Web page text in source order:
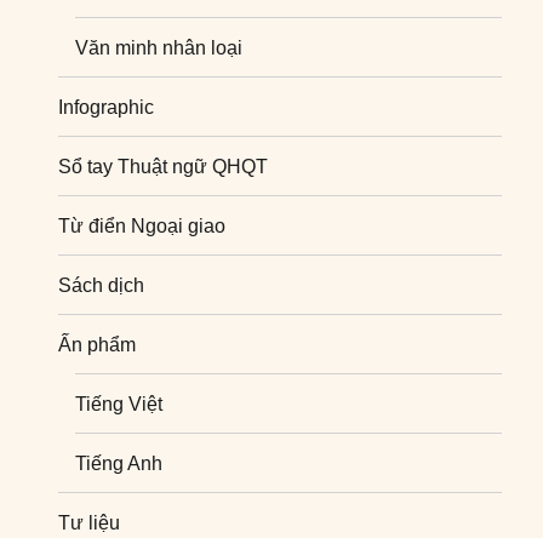
Văn minh nhân loại
Infographic
Sổ tay Thuật ngữ QHQT
Từ điển Ngoại giao
Sách dịch
Ấn phẩm
Tiếng Việt
Tiếng Anh
Tư liệu